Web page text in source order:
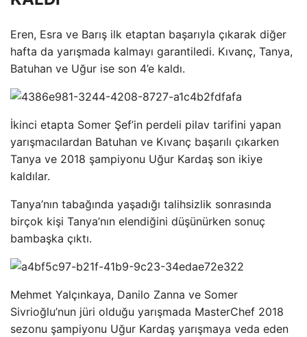
Eren, Esra ve Barış ilk etaptan başarıyla çıkarak diğer
hafta da yarışmada kalmayı garantiledi. Kıvanç, Tanya,
Batuhan ve Uğur ise son 4’e kaldı.
İkinci etapta Somer Şef’in perdeli pilav tarifini yapan
yarışmacılardan Batuhan ve Kıvanç başarılı çıkarken
Tanya ve 2018 şampiyonu Uğur Kardaş son ikiye
kaldılar.
Tanya’nın tabağında yaşadığı talihsizlik sonrasında
birçok kişi Tanya’nın elendiğini düşünürken sonuç
bambaşka çıktı.
Mehmet Yalçınkaya, Danilo Zanna ve Somer
Sivrioğlu’nun jüri olduğu yarışmada MasterChef 2018
sezonu şampiyonu Uğur Kardaş yarışmaya veda eden